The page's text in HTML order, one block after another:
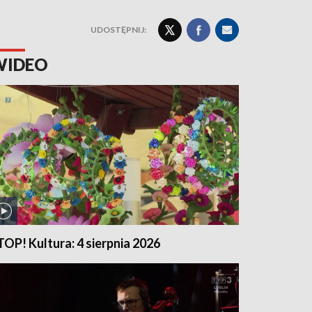
UDOSTĘPNIJ:
Kultura: 4 sierpnia 2026